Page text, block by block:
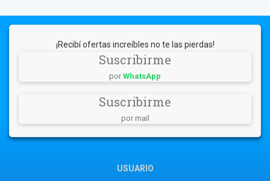
¡Recibí ofertas increíbles no te las pierdas!
Suscribirme
por WhatsApp
Suscribirme
por mail
USUARIO